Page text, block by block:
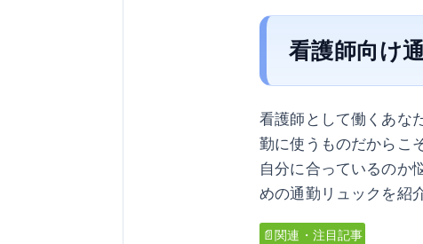
看護師向け
看護師として働くあな
勤に使うものだからこ
自分に合っているのか
めの通勤リュックを紹
📄関連・注目記事